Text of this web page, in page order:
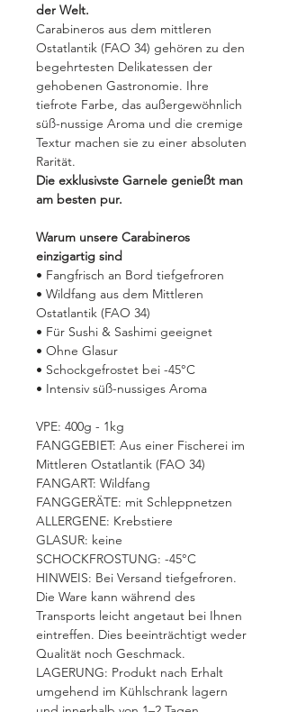
der Welt.
Carabineros aus dem mittleren
Ostatlantik (FAO 34) gehören zu den
begehrtesten Delikatessen der
gehobenen Gastronomie. Ihre
tiefrote Farbe, das außergewöhnlich
süß-nussige Aroma und die cremige
Textur machen sie zu einer absoluten
Rarität.
Die exklusivste Garnele genießt man
am besten pur.
Warum unsere Carabineros
einzigartig sind
• Fangfrisch an Bord tiefgefroren
• Wildfang aus dem Mittleren
Ostatlantik (FAO 34)
• Für Sushi & Sashimi geeignet
• Ohne Glasur
• Schockgefrostet bei -45°C
• Intensiv süß-nussiges Aroma
VPE: 400g - 1kg
FANGGEBIET: Aus einer Fischerei im
Mittleren Ostatlantik (FAO 34)
FANGART: Wildfang
FANGGERÄTE: mit Schleppnetzen
ALLERGENE: Krebstiere
GLASUR: keine
SCHOCKFROSTUNG: -45°C
HINWEIS: Bei Versand tiefgefroren.
Die Ware kann während des
Transports leicht angetaut bei Ihnen
eintreffen. Dies beeinträchtigt weder
Qualität noch Geschmack.
LAGERUNG: Produkt nach Erhalt
umgehend im Kühlschrank lagern